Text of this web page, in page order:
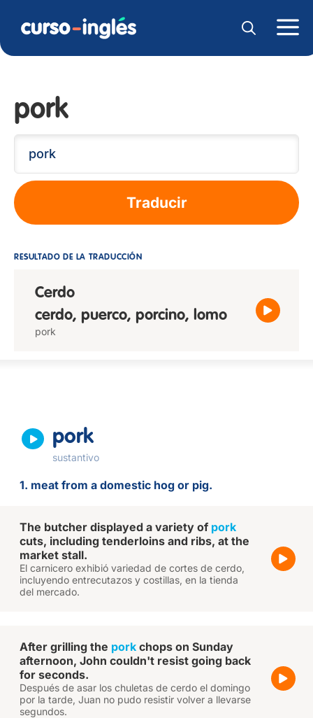
pork
Traducir
RESULTADO DE LA TRADUCCIÓN
Cerdo
cerdo, puerco, porcino, lomo
pork
pork
sustantivo
1. meat from a domestic hog or pig.
The butcher displayed a variety of pork
cuts, including tenderloins and ribs, at the
market stall.
El carnicero exhibió variedad de cortes de cerdo,
incluyendo entrecutazos y costillas, en la tienda
del mercado.
After grilling the pork chops on Sunday
afternoon, John couldn't resist going back
for seconds.
Después de asar los chuletas de cerdo el domingo
por la tarde, Juan no pudo resistir volver a llevarse
segundos.